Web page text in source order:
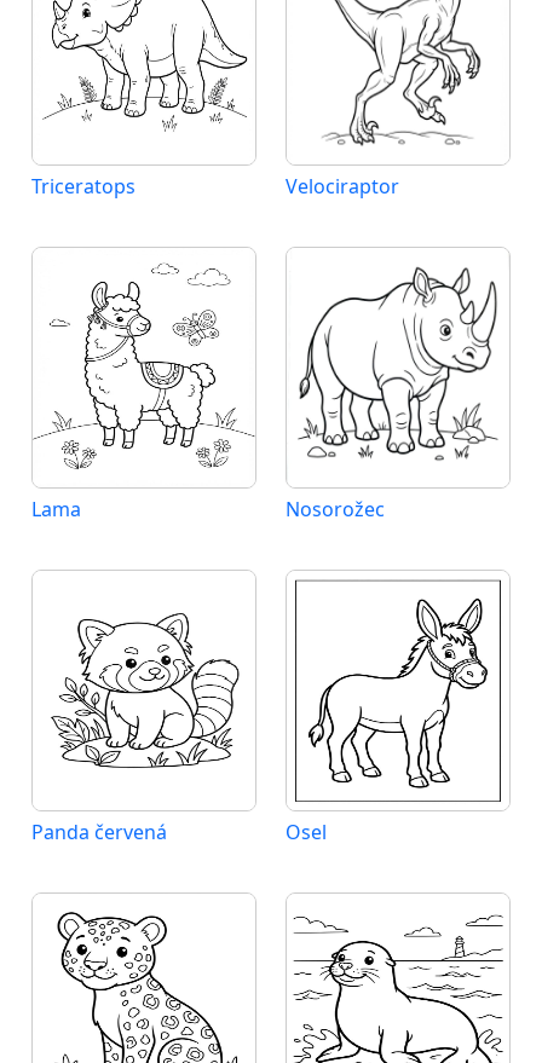
Triceratops Velociraptor
Lama Nosorožec
Panda červená Osel